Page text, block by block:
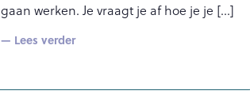
gaan werken. Je vraagt je af hoe je je
— Lees verder